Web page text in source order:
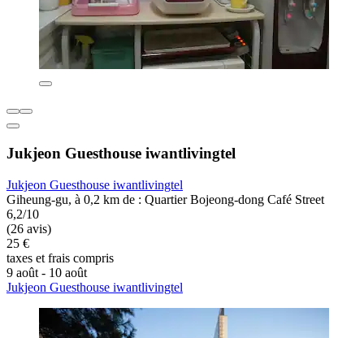
Jukjeon Guesthouse iwantlivingtel
Jukjeon Guesthouse iwantlivingtel
Giheung-gu, à 0,2 km de : Quartier Bojeong-dong Café Street
6,2/10
(26 avis)
25 €
taxes et frais compris
9 août - 10 août
Jukjeon Guesthouse iwantlivingtel